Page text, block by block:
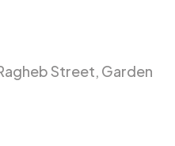
Street, Garden